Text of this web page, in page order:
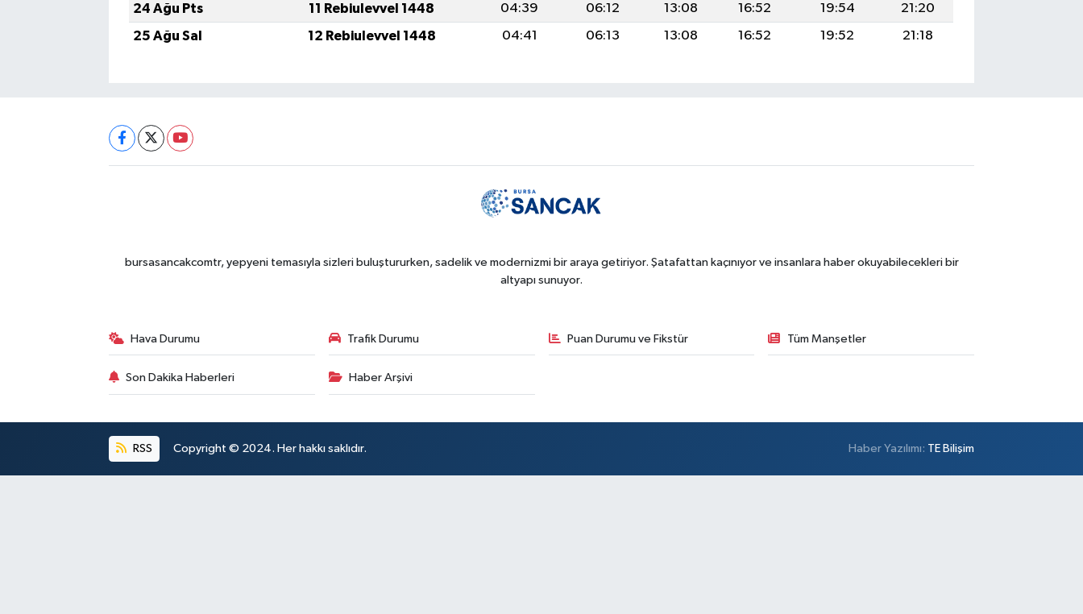
24 Ağu Pts
11 Rebiulevvel 1448 04:39 06:12 13:08 16:52 19:54
21:20
25 Ağu Sal
12 Rebiulevvel 1448 04:41 06:13 13:08 16:52 19:52 21:18
bursasancakcomtr, yepyeni temasıyla sizleri buluştururken, sadelik ve modernizmi bir araya getiriyor. Şatafattan kaçınıyor ve insanlara haber okuyabilecekleri bir
altyapı sunuyor.
Hava Durumu Trafik Durumu Puan Durumu ve Fikstür Tüm Manşetler
Son Dakika Haberleri Haber Arşivi
RSS Copyright © 2024. Her hakkı saklıdır. Haber Yazılımı: TE Bilişim